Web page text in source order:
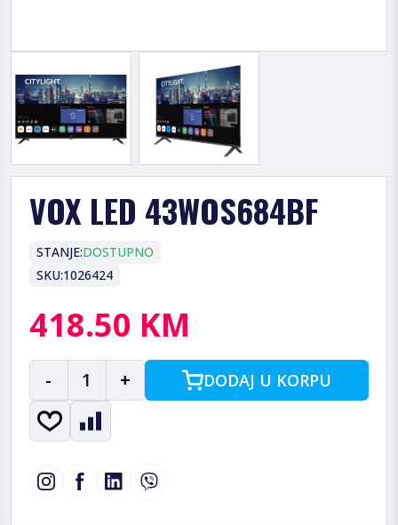
VOX LED 43WOS684BF
STANJE:DOSTUPNO
SKU:1026424
418.50 KM
- 1 + DODAJ U KORPU